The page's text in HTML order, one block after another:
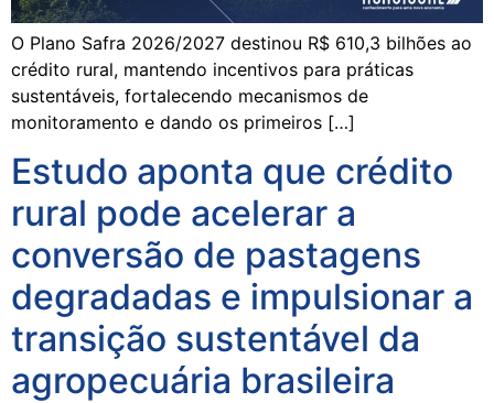
O Plano Safra 2026/2027 destinou R$ 610,3 bilhões ao
crédito rural, mantendo incentivos para práticas
sustentáveis, fortalecendo mecanismos de
monitoramento e dando os primeiros […]
Estudo aponta que crédito
rural pode acelerar a
conversão de pastagens
degradadas e impulsionar a
transição sustentável da
agropecuária brasileira